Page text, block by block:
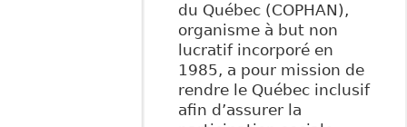
du Québec (COPHAN),
organisme à but non
lucratif incorporé en
1985, a pour mission de
rendre le Québec inclusif
afin d’assurer la